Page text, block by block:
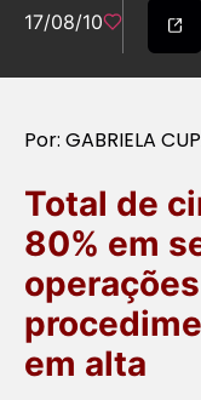
17/08/10
Por: GABRIELA
Total de
80% em
em alta